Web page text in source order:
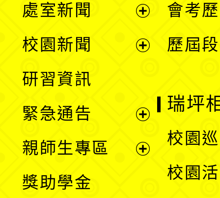
處室新聞
單
校園新聞
選
單
研習資訊
緊急通告
親師生專區
獎助學金
會考
歷屆
瑞坪
校園
校園